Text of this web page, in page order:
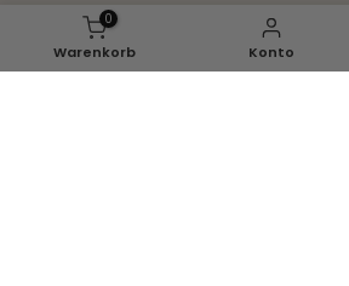
Instagram
Facebook
0
Warenkorb Konto